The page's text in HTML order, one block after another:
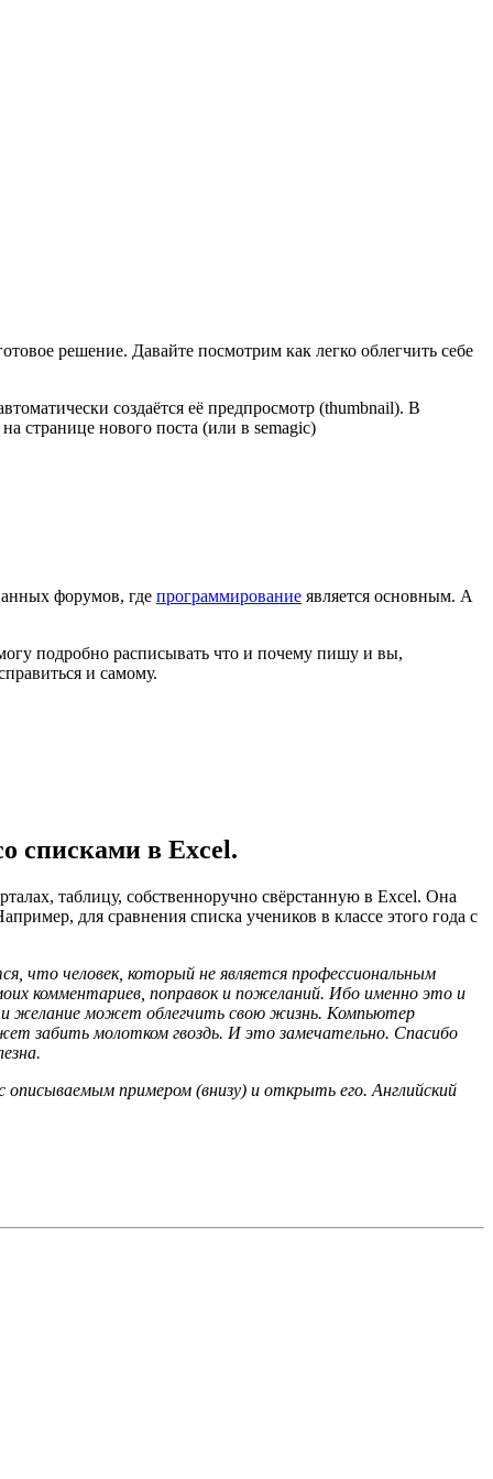
решение. Давайте посмотрим как легко облегчить себе
создаётся её предпросмотр (thumbnail). В
странице нового поста (или в semagic)
форумов, где программирование является основным. А
подробно расписывать что и почему пишу и вы,
и самому.
списками в Excel.
таблицу, собственноручно свёрстанную в Excel. Она
для сравнения списка учеников в классе этого года с
что человек, который не является профессиональным
комментариев, поправок и пожеланий. Ибо именно это и
и желание может облегчить свою жизнь. Компьютер
забить молотком гвоздь. И это замечательно. Спасибо
примером (внизу) и открыть его. Английский